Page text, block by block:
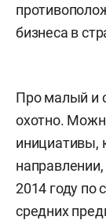
бизнеса в
Про малый и
охотно.
инициативы,
2014 году по
средних